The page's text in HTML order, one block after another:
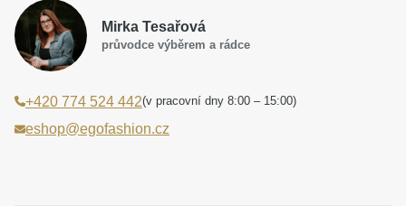
Dárková inspirace
Smaltované a korálkové šperky jako trend
Laboratorní diamanty jsou budoucnost
Jak správně pečovat o šperky
Obchodní podmínky
Reklamační řád
Poučení o právu na odstoupení od smlouvy
Mirka Tesařová
průvodce výběrem a rádce
+420 774 524 442(v pracovní dny 8:00 – 15:00)
eshop@egofashion.cz